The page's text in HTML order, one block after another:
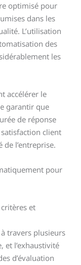
optimisé pour
dans les
L’utilisation
des
les
accélérer le
garantir que
de réponse
client
l’entreprise.
pour
et
travers plusieurs
et l’exhaustivité
d’évaluation